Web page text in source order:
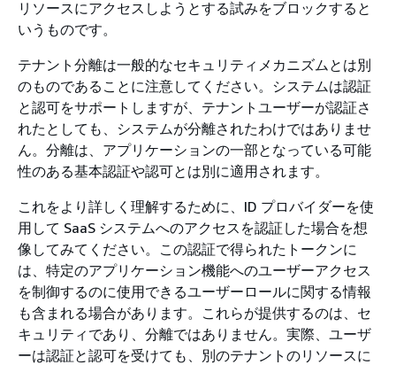
リソースにアクセスしようとする試みをブロックすると
いうものです。
テナント分離は一般的なセキュリティメカニズムとは別
のものであることに注意してください。システムは認証
と認可をサポートしますが、テナントユーザーが認証さ
れたとしても、システムが分離されたわけではありませ
ん。分離は、アプリケーションの一部となっている可能
性のある基本認証や認可とは別に適用されます。
これをより詳しく理解するために、ID プロバイダーを使
用して SaaS システムへのアクセスを認証した場合を想
像してみてください。この認証で得られたトークンに
は、特定のアプリケーション機能へのユーザーアクセス
を制御するのに使用できるユーザーロールに関する情報
も含まれる場合があります。これらが提供するのは、セ
キュリティであり、分離ではありません。実際、ユーザ
ーは認証と認可を受けても、別のテナントのリソースに